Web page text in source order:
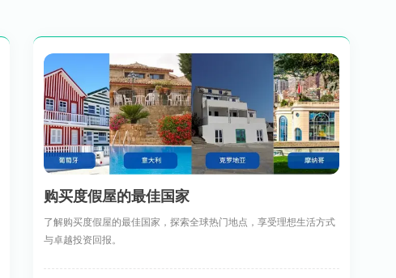
购买度假屋的最佳国家
了解购买度假屋的最佳国家，探索全球热门地点，享受理想生活方式
与卓越投资回报。